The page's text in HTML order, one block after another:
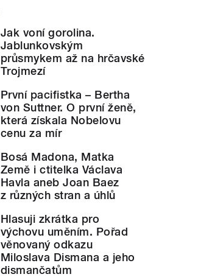
Jak voní gorolina.
Jablunkovským
průsmykem až na hrčavské
Trojmezí
První pacifistka – Bertha
von Suttner. O první ženě,
která získala Nobelovu
cenu za mír
Bosá Madona, Matka
Země i ctitelka Václava
Havla aneb Joan Baez
z různých stran a úhlů
Hlasuji zkrátka pro
výchovu uměním. Pořad
věnovaný odkazu
Miloslava Dismana a jeho
dismančatům